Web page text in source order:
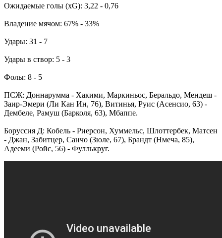
Ожидаемые голы (xG): 3,22 - 0,76
Владение мячом: 67% - 33%
Удары: 31 - 7
Удары в створ: 5 - 3
Фолы: 8 - 5
ПСЖ: Доннарумма - Хакими, Маркиньос, Беральдо, Мендеш -
Заир-Эмери (Ли Кан Ин, 76), Витинья, Руис (Асенсио, 63) -
Дембеле, Рамуш (Барколя, 63), Мбаппе.
Боруссия Д: Кобель - Риерсон, Хуммельс, Шлоттербек, Матсен
- Джан, Забитцер, Санчо (Зюле, 67), Брандт (Нмеча, 85),
Адееми (Ройс, 56) - Фуллькруг.